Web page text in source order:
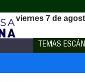
viernes 7 de
TEMAS